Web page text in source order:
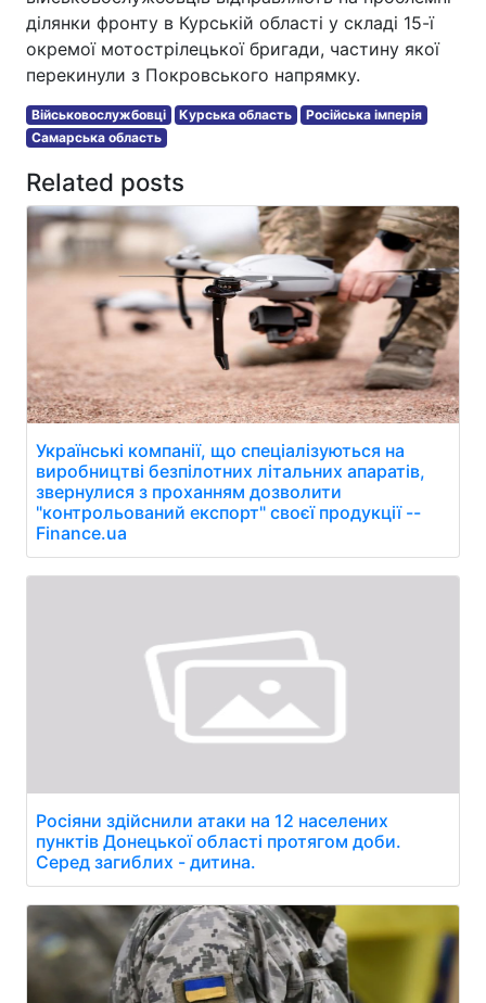
ділянки фронту в Курській області у складі 15-ї
окремої мотострілецької бригади, частину якої
перекинули з Покровського напрямку.
Військовослужбовці Курська область
Російська імперія
Самарська область
Related posts
Українські компанії, що спеціалізуються на
виробництві безпілотних літальних апаратів,
звернулися з проханням дозволити
"контрольований експорт" своєї продукції --
Finance.ua
Росіяни здійснили атаки на 12 населених
пунктів Донецької області протягом доби.
Серед загиблих - дитина.